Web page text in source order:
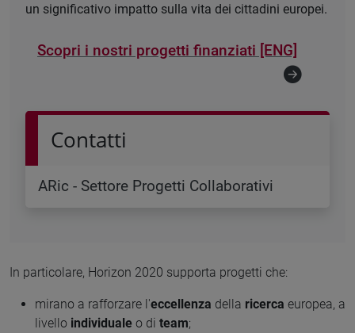
un significativo impatto sulla vita dei cittadini europei.
Scopri i nostri progetti finanziati [ENG]
Contatti
ARic - Settore Progetti Collaborativi
In particolare, Horizon 2020 supporta progetti che:
mirano a rafforzare l'eccellenza della ricerca europea, a
livello individuale o di team;